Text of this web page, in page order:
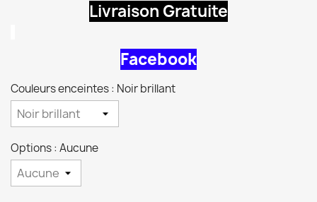
Livraison Gratuite
Facebook
Couleurs enceintes : Noir brillant
Options : Aucune